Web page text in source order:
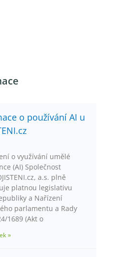
o používání AI u
o využívání umělé
(AI) Společnost
a.s. plně
platnou legislativu
a Nařízení
parlamentu a Rady
1689 (Akt o
»